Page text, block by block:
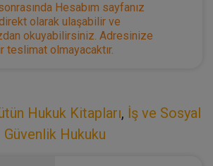
Hesabım sayfanız
olarak ulaşabilir ve
okuyabilirsiniz. Adresinize
teslimat olmayacaktır.
Hukuk Kitapları, İş ve Sosyal
Güvenlik Hukuku